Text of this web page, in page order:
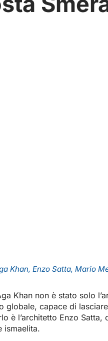
Khan, Enzo Satta, Mario
Khan non è stato solo
globale, capace di
è l’architetto Enzo
ismaelita.